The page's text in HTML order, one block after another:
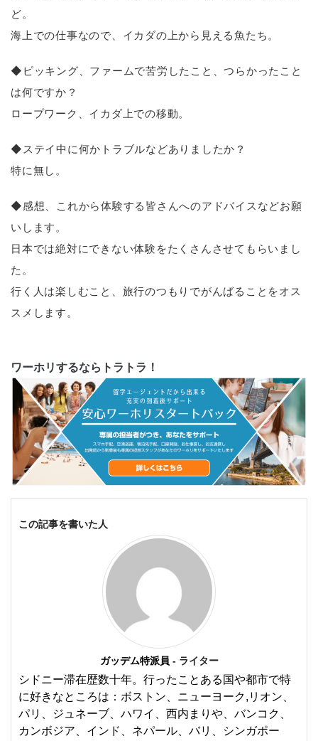
ど。
海上での仕事なので、イカダの上から見える魚たち。
◆ピッキング、ファームで苦労したこと、つらかったこと
は何ですか？
ロープワーク、イカダ上での移動。
◆ステイ中に何かトラブルなどありましたか？
特に無し。
◆感想、これから体験する皆さんへのアドバイスなどお願
いします。
日本では絶対にできない体験をたくさんさせてもらいまし
た。
行く人は楽しむこと、旅行のつもりでがんばることをオス
スメします。
ワーホリするならトラトラ！
この記事を書いた人
ガッデム特派員 - ライター
シドニー滞在歴数十年。行ったことある国や都市で特
に好きなところは：ボストン、ニューヨーク,リオン、
パリ、ジュネーブ、ハワイ、西内まりや、バンコク、
カンボジア、インド、ネパール、バリ、シンガポー